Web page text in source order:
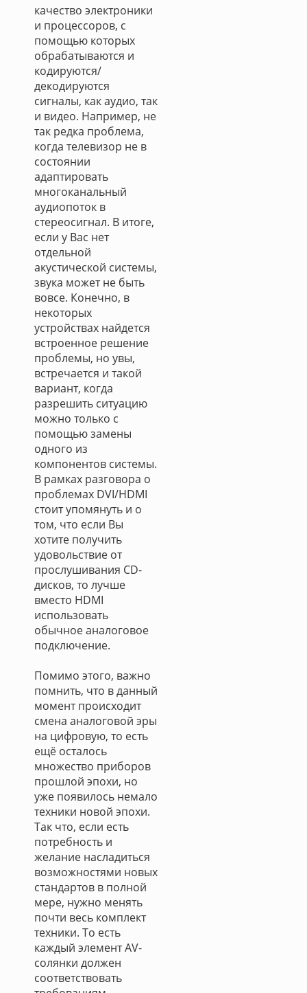
качество электроники
и процессоров, с
помощью которых
обрабатываются и
кодируются/
декодируются
сигналы, как аудио, так
и видео. Например, не
так редка проблема,
когда телевизор не в
состоянии
адаптировать
многоканальный
аудиопоток в
стереосигнал. В итоге,
если у Вас нет
отдельной
акустической системы,
звука может не быть
вовсе. Конечно, в
некоторых
устройствах найдется
встроенное решение
проблемы, но увы,
встречается и такой
вариант, когда
разрешить ситуацию
можно только с
помощью замены
одного из
компонентов системы.
В рамках разговора о
проблемах DVI/HDMI
стоит упомянуть и о
том, что если Вы
хотите получить
удовольствие от
прослушивания CD-
дисков, то лучше
вместо HDMI
использовать
обычное аналоговое
подключение.
Помимо этого, важно
помнить, что в данный
момент происходит
смена аналоговой эры
на цифровую, то есть
ещё осталось
множество приборов
прошлой эпохи, но
уже появилось немало
техники новой эпохи.
Так что, если есть
потребность и
желание насладиться
возможностями новых
стандартов в полной
мере, нужно менять
почти весь комплект
техники. То есть
каждый элемент AV-
солянки должен
соответствовать